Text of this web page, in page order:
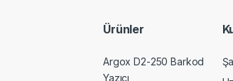
Ürünler
Argox D2-250 Barkod
Yazıcı